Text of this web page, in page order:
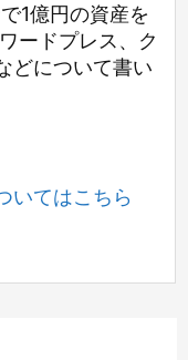
1億円の資産を
ードプレス、ク
どについて書い
いてはこちら